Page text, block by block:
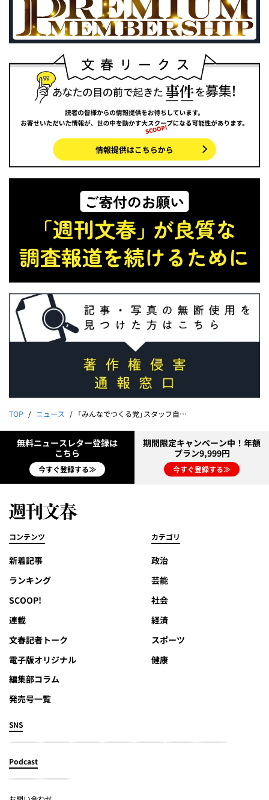
TOP ニュース 「みんなでつくる党」スタッフ自死 遺族が「週刊文春」に語った「SNSと社会の分断」
無料ニュースレター登録は
こちら
今すぐ登録する≫
期間限定キャンペーン中！年額
プラン9,999円
今すぐ登録する≫
コンテンツ
新着記事
ランキング
SCOOP!
連載
文春記者トーク
電子版オリジナル
編集部コラム
発売号一覧
カテゴリ
政治
芸能
社会
経済
スポーツ
健康
SNS
Podcast